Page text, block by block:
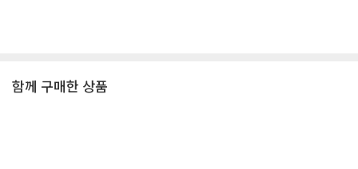
함께 구매한 상품